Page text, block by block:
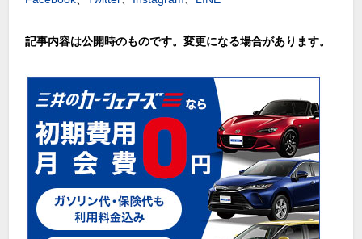
記事内容は公開時のものです。変更になる場合があります。